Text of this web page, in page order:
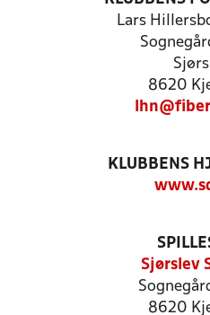
Lars
8620
KLUBBENS
Sjørslev
8620